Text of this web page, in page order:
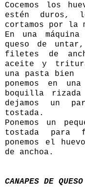
Cocemos los
estén duros,
cortamos por la
En una
queso de
filetes de
aceite y
una pasta
ponemos en
boquilla rizada
dejamos un
tostada.
Ponemos un
tostada para
ponemos el
de anchoa.
CANAPES DE